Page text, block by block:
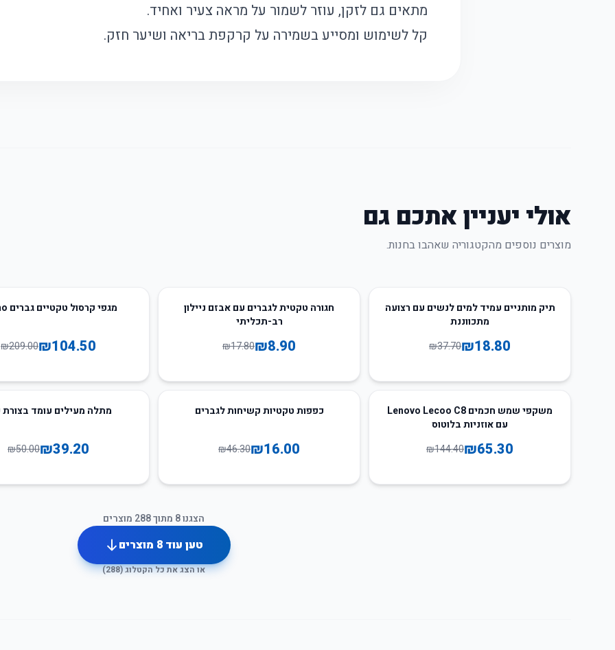
מתאים גם לזקן, עוזר לשמור על מראה צעיר ואחיד.
קל לשימוש ומסייע בשמירה על קרקפת בריאה ושיער חזק.
אולי יעניין אתכם גם
מוצרים נוספים מהקטגוריה שאהבו בחנות.
50%תיק מותניים עמיד למים לנשים עם רצועה
מתכווננת
₪18.80
₪37.70
50חגורה טקטית לגברים עם אבזם ניילון
רב-תכליתי
₪8.90
₪17.80
מגפי קרסול טקטיים גברים Camo
₪104.50
₪209.00
55
משקפי שמש חכמים Lenovo Lecoo C8
עם אוזניות בלוטוס
₪65.30
₪144.40
כפפות טקטיות קשיחות לגברים
₪16.00
₪46.30
מתלה מעילים עומד בצורת
₪39.20
₪50.00
הצגנו8 מתוך288 מוצרים
טען עוד8 מוצרים
או הצג את כל הקטלוג (288
)